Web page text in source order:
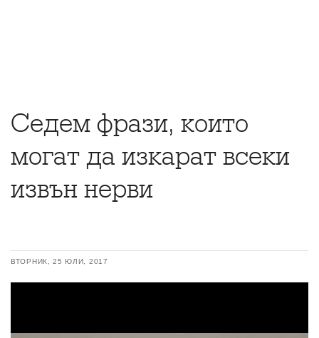
Седем фрази, които
могат да изкарат всеки
извън нерви
ВТОРНИК, 25 ЮЛИ, 2017